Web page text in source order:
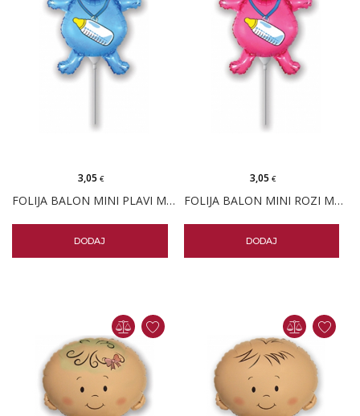
FOLIJA BALON MINI PLAVI MEDO
3,05€
DODAJ
FOLIJA BALON MINI ROZI MEDO
3,05 €
DODAJ